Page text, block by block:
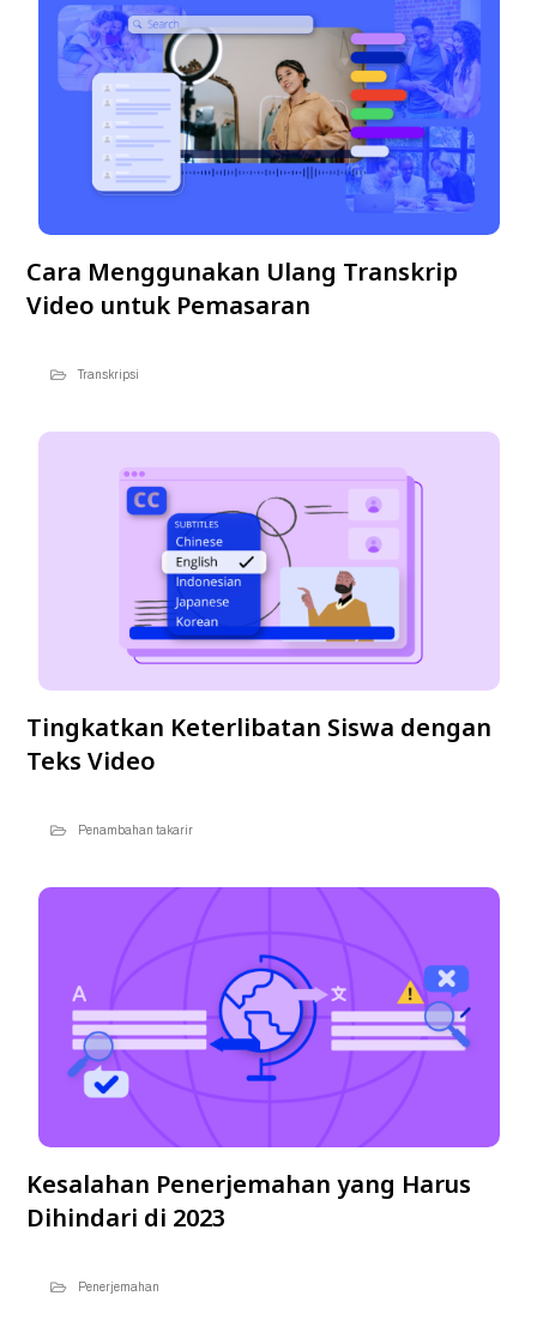
Cara Menggunakan Ulang Transkrip
Video untuk Pemasaran
Transkripsi
Tingkatkan Keterlibatan Siswa dengan
Teks Video
Penambahan takarir
Kesalahan Penerjemahan yang Harus
Dihindari di 2023
Penerjemahan